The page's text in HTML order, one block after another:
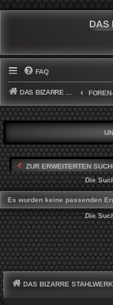
DAS
FAQ
DAS BIZARRE STAHLWERK
ZUR ERWEITERTEN
Die
Es wurden keine passenden
Die
DAS BIZARRE STAHLWERK